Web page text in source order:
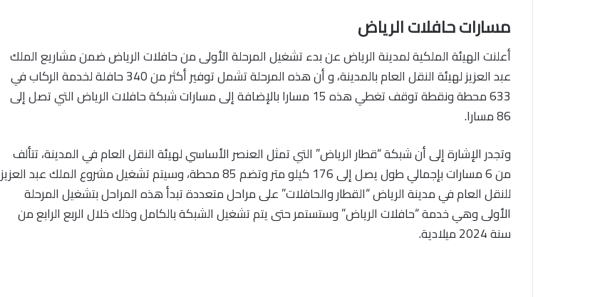
مسارات حافلات الرياض
أعلنت الهيئة الملكية لمدينة الرياض عن بدء تشغيل المرحلة الأولى من حافلات الرياض ضمن مشاريع الملك
عبد العزيز لهيئة النقل العام بالمدينة، و أن هذه المرحلة تشمل توفير أكثر من 340 حافلة لخدمة الركاب في
633 محطة ونقطة توقف تغطي هذه 15 مسارا بالإضافة إلى مسارات شبكة حافلات الرياض التي تصل إلى
86 مسارا.
وتجدر الإشارة إلى أن شبكة “قطار الرياض” التي تمثل العنصر الأساسي لهيئة النقل العام في المدينة، تتألف
من 6 مسارات بإجمالي طول يصل إلى 176 كيلو متر وتضم 85 محطة، وسيتم تشغيل مشروع الملك عبد العزيز
للنقل العام في مدينة الرياض “القطار والحافلات” على مراحل متعددة تبدأ هذه المراحل بتشغيل المرحلة
الأولى وهي خدمة “حافلات الرياض” وستستمر حتى يتم تشغيل الشبكة بالكامل وذلك خلال الربع الرابع من
سنة 2024 ميلادية.